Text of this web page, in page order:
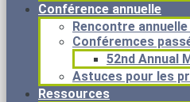
Conférence annuelle
Rencontre annuelle
Conféremces
52nd Annual
Astuces pour les
Ressources